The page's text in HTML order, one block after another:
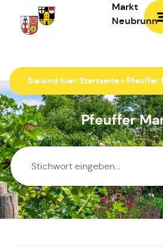
Markt
Neubrunn
Zur Startseite
Sie sind hier:Startseite » Pfeuffer
Pfeuffer